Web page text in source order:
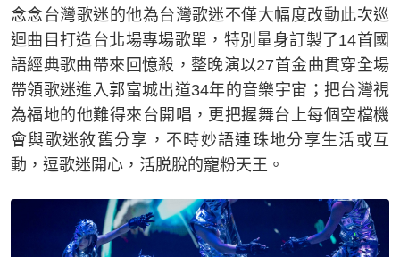
念念台灣歌迷的他為台灣歌迷不僅大幅度改動此次巡
迴曲目打造台北場專場歌單，特別量身訂製了14首國
語經典歌曲帶來回憶殺，整晚演以27首金曲貫穿全場
帶領歌迷進入郭富城出道34年的音樂宇宙；把台灣視
為福地的他難得來台開唱，更把握舞台上每個空檔機
會與歌迷敘舊分享，不時妙語連珠地分享生活或互
動，逗歌迷開心，活脱脫的寵粉天王。